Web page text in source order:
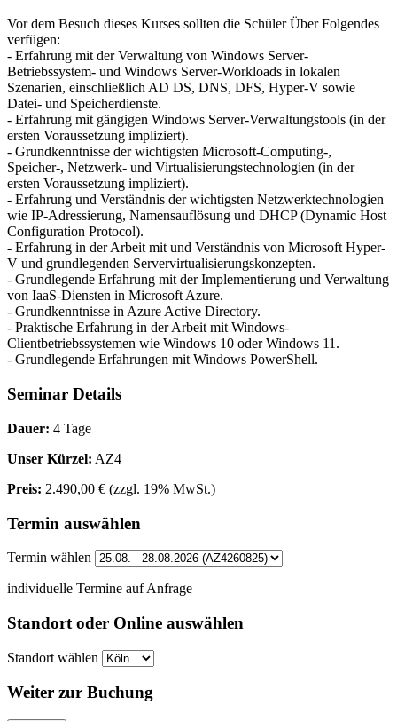
Vor dem Besuch dieses Kurses sollten die Schüler Über Folgendes
verfügen:
- Erfahrung mit der Verwaltung von Windows Server-
Betriebssystem- und Windows Server-Workloads in lokalen
Szenarien, einschließlich AD DS, DNS, DFS, Hyper-V sowie
Datei- und Speicherdienste.
- Erfahrung mit gängigen Windows Server-Verwaltungstools (in der
ersten Voraussetzung impliziert).
- Grundkenntnisse der wichtigsten Microsoft-Computing-,
Speicher-, Netzwerk- und Virtualisierungstechnologien (in der
ersten Voraussetzung impliziert).
- Erfahrung und Verständnis der wichtigsten Netzwerktechnologien
wie IP-Adressierung, Namensauflösung und DHCP (Dynamic Host
Configuration Protocol).
- Erfahrung in der Arbeit mit und Verständnis von Microsoft Hyper-
V und grundlegenden Servervirtualisierungskonzepten.
- Grundlegende Erfahrung mit der Implementierung und Verwaltung
von IaaS-Diensten in Microsoft Azure.
- Grundkenntnisse in Azure Active Directory.
- Praktische Erfahrung in der Arbeit mit Windows-
Clientbetriebssystemen wie Windows 10 oder Windows 11.
- Grundlegende Erfahrungen mit Windows PowerShell.
Seminar Details
Dauer: 4 Tage
Unser Kürzel: AZ4
Preis: 2.490,00 € (zzgl. 19% MwSt.)
Termin auswählen
Termin wählen
individuelle Termine auf Anfrage
Standort oder Online auswählen
Standort wählen
Weiter zur Buchung